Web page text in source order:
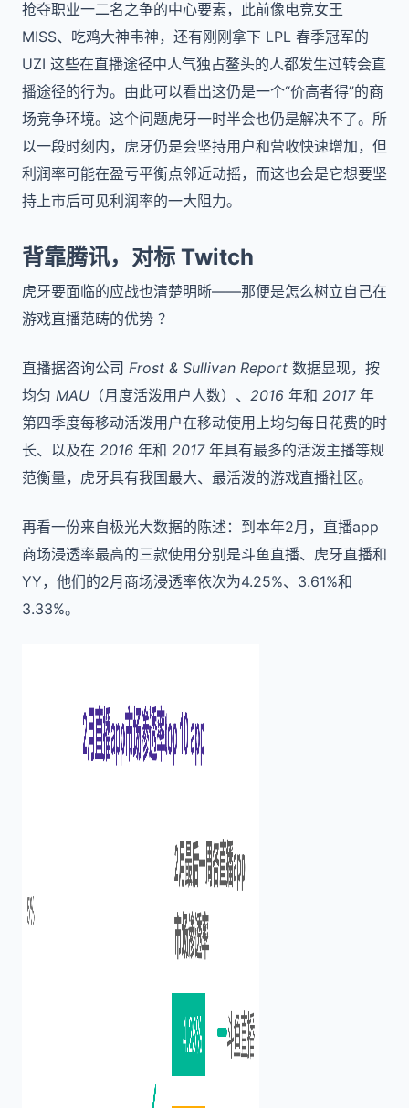
抢夺职业一二名之争的中心要素，此前像电竞女王
MISS、吃鸡大神韦神，还有刚刚拿下 LPL 春季冠军的
UZI 这些在直播途径中人气独占鳌头的人都发生过转会直
播途径的行为。由此可以看出这仍是一个“价高者得”的商
场竞争环境。这个问题虎牙一时半会也仍是解决不了。所
以一段时刻内，虎牙仍是会坚持用户和营收快速增加，但
利润率可能在盈亏平衡点邻近动摇，而这也会是它想要坚
持上市后可见利润率的一大阻力。
背靠腾讯，对标 Twitch
虎牙要面临的应战也清楚明晰——那便是怎么树立自己在
游戏直播范畴的优势 ？
直播据咨询公司 Frost & Sullivan Report 数据显现，按
均匀 MAU （月度活泼用户人数）、 2016 年和 2017 年
第四季度每移动活泼用户在移动使用上均匀每日花费的时
长、以及在 2016 年和 2017 年具有最多的活泼主播等规
范衡量，虎牙具有我国最大、最活泼的游戏直播社区。
再看一份来自极光大数据的陈述：到本年2月，直播app
商场浸透率最高的三款使用分别是斗鱼直播、虎牙直播和
YY，他们的2月商场浸透率依次为4.25%、3.61%和
3.33%。